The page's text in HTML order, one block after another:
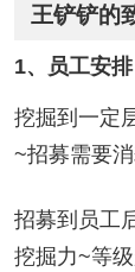
王铲铲的
1、员工安排
挖掘到一定
~招募需要
招募到员工
挖掘力~等